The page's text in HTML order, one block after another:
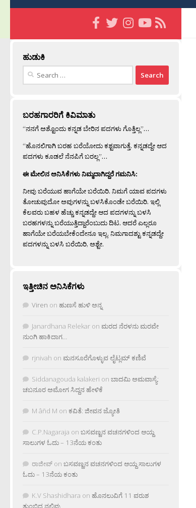
ಹುಡುಕಿ
Search
ಬರಹಗಾರರಿಗೆ ಕಿವಿಮಾತು
“ನನಗೆ ಅಶ್ಟೊಂದು ಕನ್ನಡ ಬೇರಿನ ಪದಗಳು ಗೊತ್ತಿಲ್ಲ”…
“ಹೊನಲಿಗಾಗಿ ಬರಹ ಬರೆಯೋದು ಕಶ್ಟವಾಗುತ್ತೆ. ಕನ್ನಡದ್ದೇ ಆದ
ಪದಗಳು ಕೂಡಲೆ ನೆನಪಿಗೆ ಬರಲ್ಲ”…
ಈ ಮೇಲಿನ ಅನಿಸಿಕೆಗಳು ನಿಮ್ಮದಾಗಿದ್ದರೆ ಗಮನಿಸಿ:
ನೀವು ಬರೆಯುವ ಹಾಗೆಯೇ ಬರೆಯಿರಿ. ನಿಮಗೆ ಯಾವ ಪದಗಳು
ತೋಚುವುದೋ ಅವುಗಳನ್ನು ಬಳಸಿಕೊಂಡೇ ಬರೆಯಿರಿ. ಇಲ್ಲಿ
ಕೆಲವರು ಬಹಳ ಹೆಚ್ಚು ಕನ್ನಡದ್ದೇ ಆದ ಪದಗಳನ್ನು ಬಳಸಿ
ಬರಹಗಳನ್ನು ಬರೆಯುತ್ತಿದ್ದಾರೆಂಬುದು ದಿಟ. ಆದರೆ ಎಲ್ಲರೂ
ಹಾಗೆಯೇ ಬರೆಯಬೇಕೆಂದೇನೂ ಇಲ್ಲ. ನಿಮಗಾದಶ್ಟು ಕನ್ನಡದ್ದೇ
ಪದಗಳನ್ನು ಬಳಸಿ ಬರೆಯಿರಿ, ಅಶ್ಟೇ.
ಇತ್ತೀಚಿನ ಅನಿಸಿಕೆಗಳು
Viren on ಹುಣಸೆ ಹುಳಿ ಅನ್ನ
Janardhana Relekar on ಮರದ ನೆರಳನು ಮರವೇ
ನುಂಗಿ ಹಾಕಿದಾಗ…
rjnivah on ಮನಸೂರೆಗೊಳ್ಳುವ ಲೈಟ್ಲಮ್ ಕಣಿವೆ
Siddanagouda kalakeri on ಬಾದಮಿ ಅಮವಾಸ್ಯೆ:
ಚಬನೂರ ಅಮೋಗ ಸಿದ್ದನ ಹೇಳಿಕೆ
M âñd M on ಕವಿತೆ: ಜೀವನ ಜ್ಯೋತಿ
C.P.Nagaraja on ಬಸವಣ್ಣನ ವಚನಗಳಿಂದ ಆಯ್ದ
ಸಾಲುಗಳ ಓದು – 13ನೆಯ ಕಂತು
ರಾಜೀವ್ on ಬಸವಣ್ಣನ ವಚನಗಳಿಂದ ಆಯ್ದ ಸಾಲುಗಳ
ಓದು – 13ನೆಯ ಕಂತು
K.V Shashidhara on ಹೊನಲುವಿಗೆ 11 ವರುಶ
ತುಂಬಿದ ನಲಿವು